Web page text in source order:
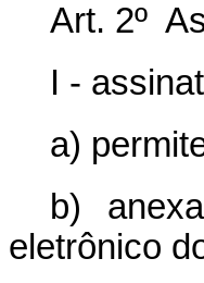
Art. 2º
I -
a)
b)
eletrônico